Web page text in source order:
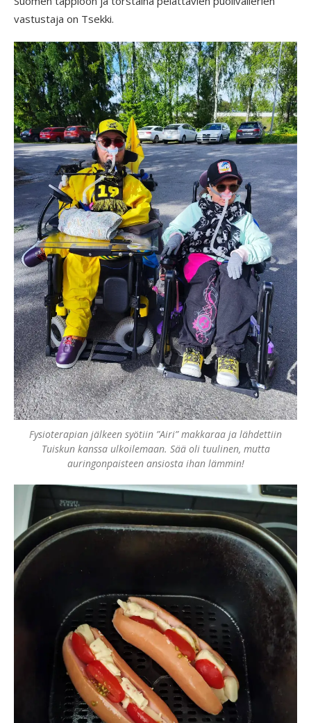
vastustaja on Tsekki.
Fysioterapian jälkeen syötiin ”Airi” makkaraa ja lähdettiin
Tuiskun kanssa ulkoilemaan. Sää oli tuulinen, mutta
auringonpaisteen ansiosta ihan lämmin!